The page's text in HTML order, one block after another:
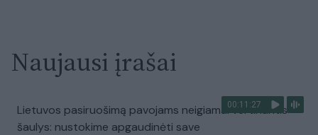
Naujausi įrašai
00:11:27
Lietuvos pasiruošimą pavojams neigiamai vertinantis
šaulys: nustokime apgaudinėti save